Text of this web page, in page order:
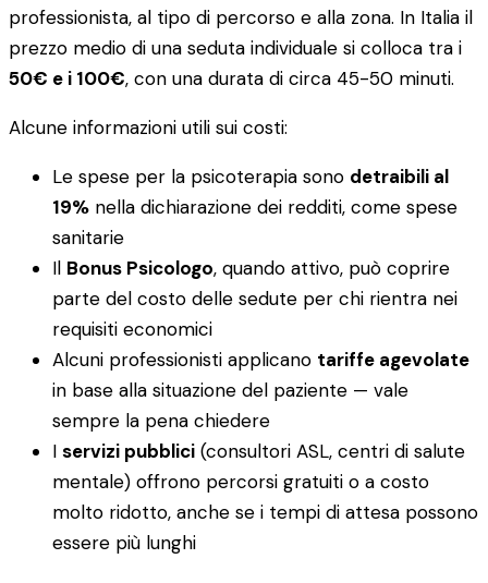
professionista, al tipo di percorso e alla zona. In Italia il
prezzo medio di una seduta individuale si colloca tra i
50€ e i 100€, con una durata di circa 45-50 minuti.
Alcune informazioni utili sui costi:
Le spese per la psicoterapia sono detraibili al
19% nella dichiarazione dei redditi, come spese
sanitarie
Il Bonus Psicologo, quando attivo, può coprire
parte del costo delle sedute per chi rientra nei
requisiti economici
Alcuni professionisti applicano tariffe agevolate
in base alla situazione del paziente — vale
sempre la pena chiedere
I servizi pubblici (consultori ASL, centri di salute
mentale) offrono percorsi gratuiti o a costo
molto ridotto, anche se i tempi di attesa possono
essere più lunghi